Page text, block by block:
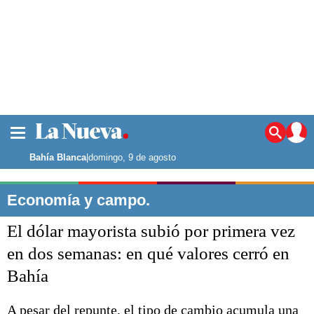
Noticias
La ciudad
Punta Alta
El país
El mundo
Seguridad
Opinión
Liga del Sur
Bahía Blanca|domingo, 9 de agosto
Economía y campo.
El dólar mayorista subió por primera vez
en dos semanas: en qué valores cerró en
Bahía
A pesar del repunte, el tipo de cambio acumula una